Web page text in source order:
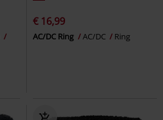
€ 16,99
AC/DC Ring AC/DC Ring